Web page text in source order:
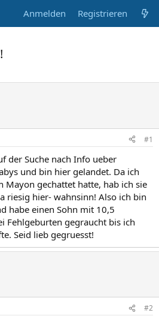
Anmelden Registrieren
#1
der Suche nach Info ueber
und bin hier gelandet. Da ich
gechattet hatte, hab ich sie
riesig hier- wahnsinn! Also ich bin
habe einen Sohn mit 10,5
Fehlgeburten gegraucht bis ich
Seid lieb gegruesst!
#2